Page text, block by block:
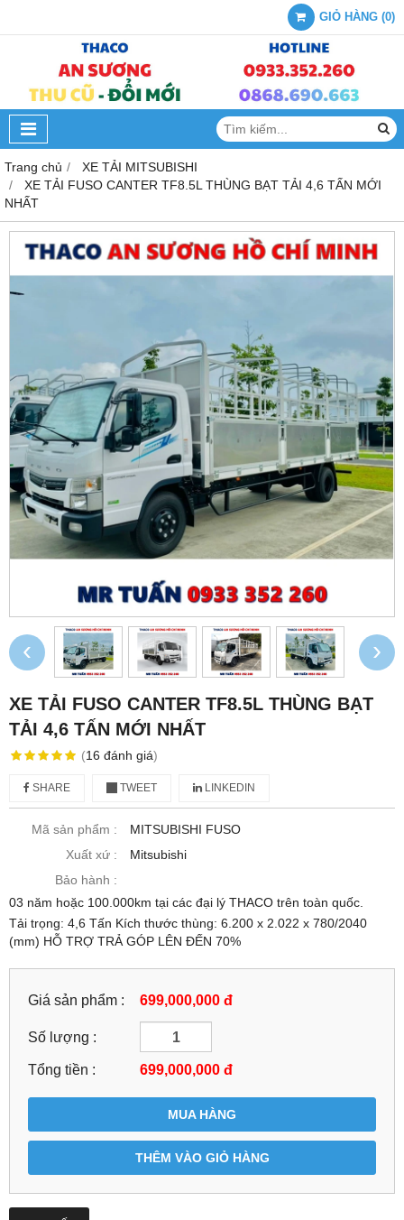
GIỎ HÀNG (0)
Trang chủ
XE TẢI MITSUBISHI
XE TẢI FUSO CANTER TF8.5L THÙNG BẠT TẢI 4,6 TẤN MỚI
NHẤT
‹ ›
XE TẢI FUSO CANTER TF8.5L THÙNG BẠT
TẢI 4,6 TẤN MỚI NHẤT
(16 đánh giá)
SHARE TWEET LINKEDIN
Mã sản phẩm :
MITSUBISHI FUSO
Xuất xứ :
Mitsubishi
Bảo hành :
03 năm hoặc 100.000km tại các đại lý THACO trên toàn quốc.
Tải trọng: 4,6 Tấn Kích thước thùng: 6.200 x 2.022 x 780/2040
(mm) HỖ TRỢ TRẢ GÓP LÊN ĐẾN 70%
Giá sản phẩm : 699,000,000 đ
Số lượng :
Tổng tiền : 699,000,000 đ
MUA HÀNG
THÊM VÀO GIỎ HÀNG